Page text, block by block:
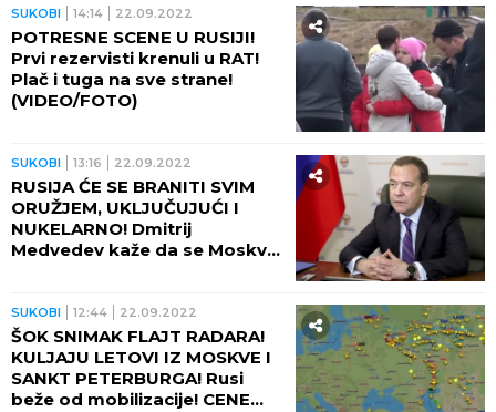
SUKOBI 14:14 22.09.2022
POTRESNE SCENE U RUSIJI!
Prvi rezervisti krenuli u RAT!
Plač i tuga na sve strane!
(VIDEO/FOTO)
SUKOBI 13:16 22.09.2022
RUSIJA ĆE SE BRANITI SVIM
ORUŽJEM, UKLJUČUJUĆI I
NUKELARNO! Dmitrij
Medvedev kaže da se Moskva
SUKOBI 12:44 22.09.2022
ŠOK SNIMAK FLAJT RADARA!
KULJAJU LETOVI IZ MOSKVE I
SANKT PETERBURGA! Rusi
beže od mobilizacije! CENE